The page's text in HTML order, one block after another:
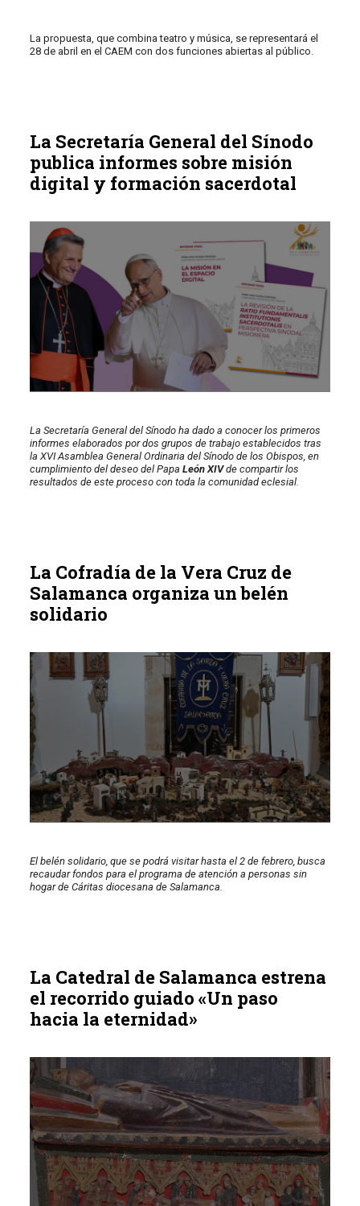
La propuesta, que combina teatro y música, se representará el
28 de abril en el CAEM con dos funciones abiertas al público.
La Secretaría General del Sínodo
publica informes sobre misión
digital y formación sacerdotal
La Secretaría General del Sínodo ha dado a conocer los primeros
informes elaborados por dos grupos de trabajo establecidos tras
la XVI Asamblea General Ordinaria del Sínodo de los Obispos, en
cumplimiento del deseo del Papa León XIVde compartir los
resultados de este proceso con toda la comunidad eclesial.
La Cofradía de la Vera Cruz de
Salamanca organiza un belén
solidario
El belén solidario, que se podrá visitar hasta el 2 de febrero, busca
recaudar fondos para el programa de atención a personas sin
hogar de Cáritas diocesana de Salamanca.
La Catedral de Salamanca estrena
el recorrido guiado «Un paso
hacia la eternidad»